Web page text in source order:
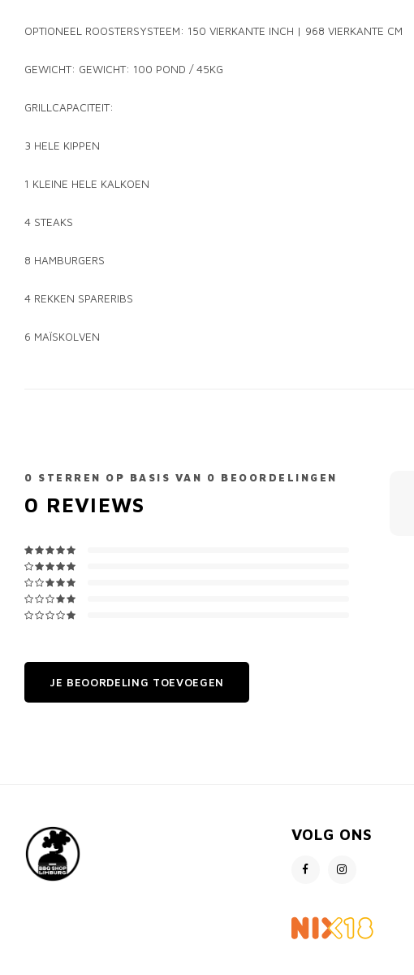
OPTIONEEL ROOSTERSYSTEEM: 150 VIERKANTE INCH | 968 VIERKANTE CM
GEWICHT: GEWICHT: 100 POND / 45KG
GRILLCAPACITEIT:
3 HELE KIPPEN
1 KLEINE HELE KALKOEN
4 STEAKS
8 HAMBURGERS
4 REKKEN SPARERIBS
6 MAÏSKOLVEN
0 STERREN OP BASIS VAN 0 BEOORDELINGEN
0 REVIEWS
JE BEOORDELING TOEVOEGEN
VOLG ONS